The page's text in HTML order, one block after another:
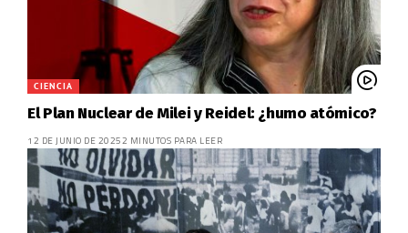
CIENCIA
El Plan Nuclear de Milei y Reidel: ¿humo atómico?
12 DE JUNIO DE 20252 MINUTOS PARA LEER